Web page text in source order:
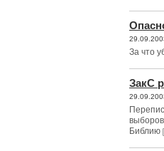
За что
ЗакС
Библию